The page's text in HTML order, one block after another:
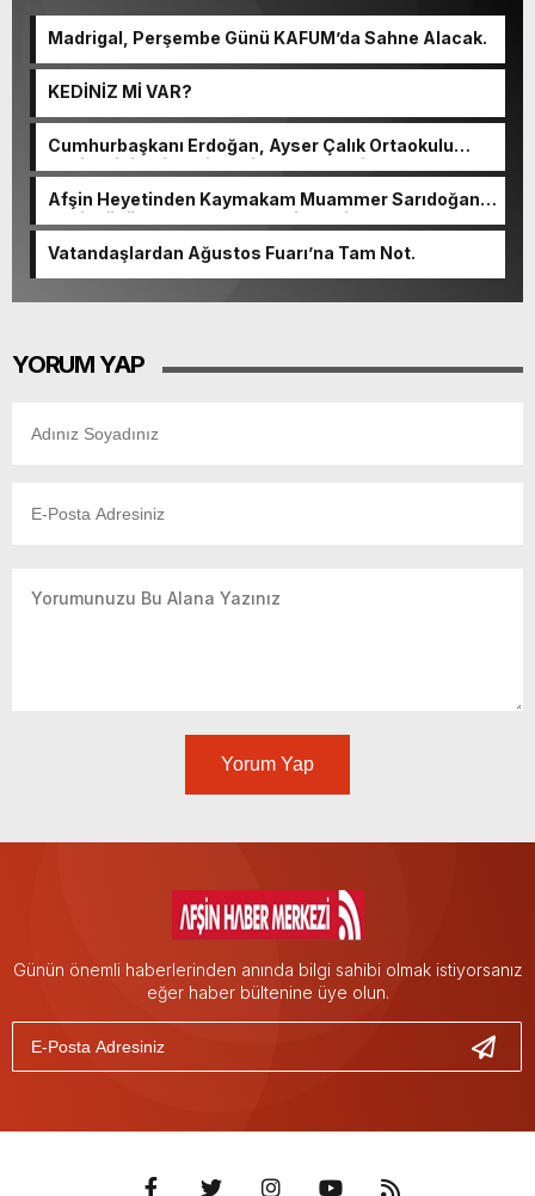
Madrigal, Perşembe Günü KAFUM’da Sahne Alacak.
KEDİNİZ Mİ VAR?
Cumhurbaşkanı Erdoğan, Ayser Çalık Ortaokulu
Şehitlerinin Aileleriyle Bir Araya Geldi.
Afşin Heyetinden Kaymakam Muammer Sarıdoğan’a
Beşikdüzü’nde hayırlı olsun ziyareti.
Vatandaşlardan Ağustos Fuarı’na Tam Not.
YORUM YAP
Yorum Yap
Günün önemli haberlerinden anında bilgi sahibi olmak istiyorsanız
eğer haber bültenine üye olun.